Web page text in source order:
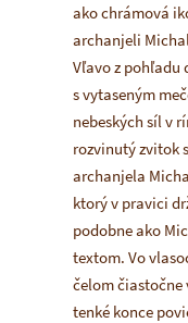
ako chrámová
archanjeli
Vľavo z pohľadu
s vytaseným
nebeských síl v
rozvinutý zvitok
archanjela
ktorý v pravici
podobne ako
textom. Vo
čelom
tenké konce